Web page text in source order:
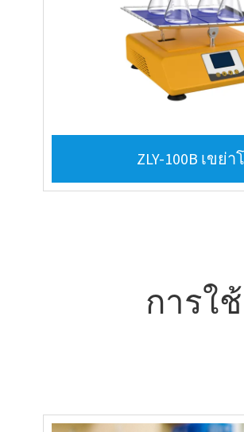
ZLY-100B เขย่า
การใ